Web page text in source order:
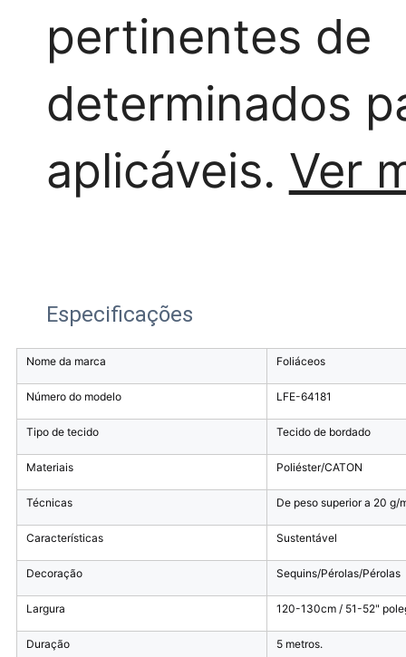
pertinentes de
determinados
aplicáveis. Ver
Especificações
Nome da marca Foliáceos
Número do modelo LFE-64181
Tipo de tecido Tecido de bordado
Materiais Poliéster/CATON
Técnicas De peso superior a 20 g/
Características Sustentável
Decoração Sequins/Pérolas/Pérolas
Largura 120-130cm / 51-52"
Duração 5 metros.